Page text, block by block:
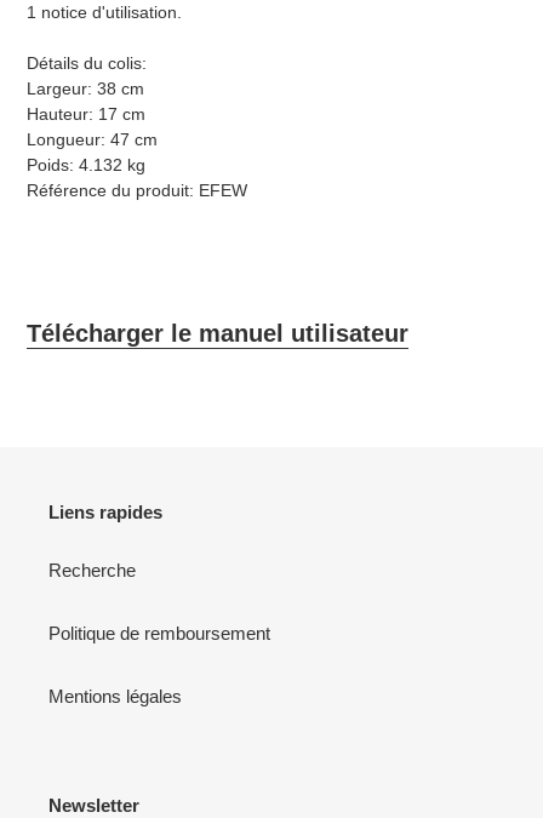
1 notice d'utilisation.
Détails du colis:
Largeur: 38 cm
Hauteur: 17 cm
Longueur: 47 cm
Poids: 4.132 kg
Référence du produit: EFEW
Télécharger le manuel utilisateur
Liens rapides
Recherche
Politique de remboursement
Mentions légales
Newsletter